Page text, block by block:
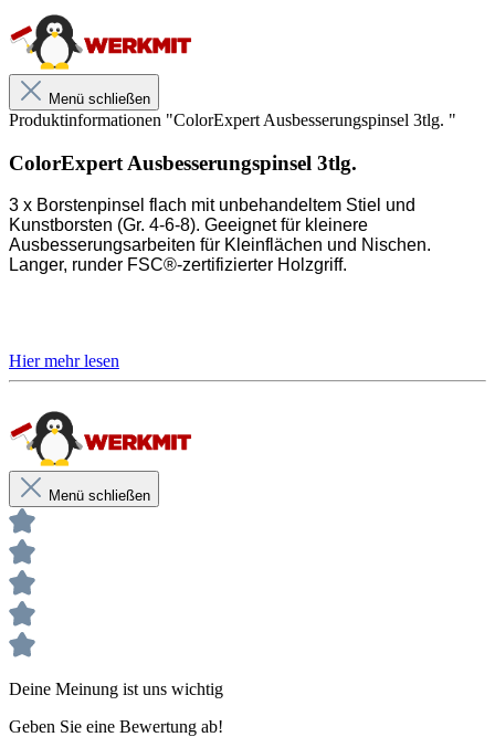
Unsere anwendungstechnischen Empfehlungen dienen der
Unterstützung des Käufers bzw. Verarbeiters.
Sie entbinden nicht davon, unsere Produkte grundsätzlich auf ihre
Verantwortung zu prüfen.
Menü schließen
Produktinformationen "ColorExpert Ausbesserungspinsel 3tlg. "
ColorExpert Ausbesserungspinsel 3tlg.
3 x Borstenpinsel flach mit unbehandeltem Stiel und
Kunstborsten (Gr. 4-6-8). Geeignet für kleinere
Ausbesserungsarbeiten für Kleinflächen und Nischen.
Langer, runder FSC®-zertifizierter Holzgriff.
Borstenmaterial: Kunstborsten
Borstenbreiten in mm 4/6/8
Borstenlängen in mm 14/16/17
Unsere anwendungstechnischen Empfehlungen dienen der Unterstützung
des Käufers bzw. Verarbeiters.
Sie entbinden nicht davon, unsere Produkte grundsätzlich auf ihre Eignung
für den vorgesehenen Anwendungszweck in eigener Verantwortung zu
prüfen.
Menü schließen
Deine Meinung ist uns wichtig
Geben Sie eine Bewertung ab!